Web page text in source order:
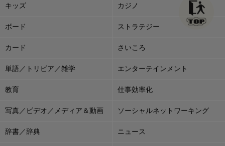
キッズ カジノ
ボード ストラテジー
カード さいころ
単語／トリビア／雑学 エンターテインメント
教育 仕事効率化
写真／ビデオ／メディア＆動画 ソーシャルネットワーキング
辞書／辞典 ニュース